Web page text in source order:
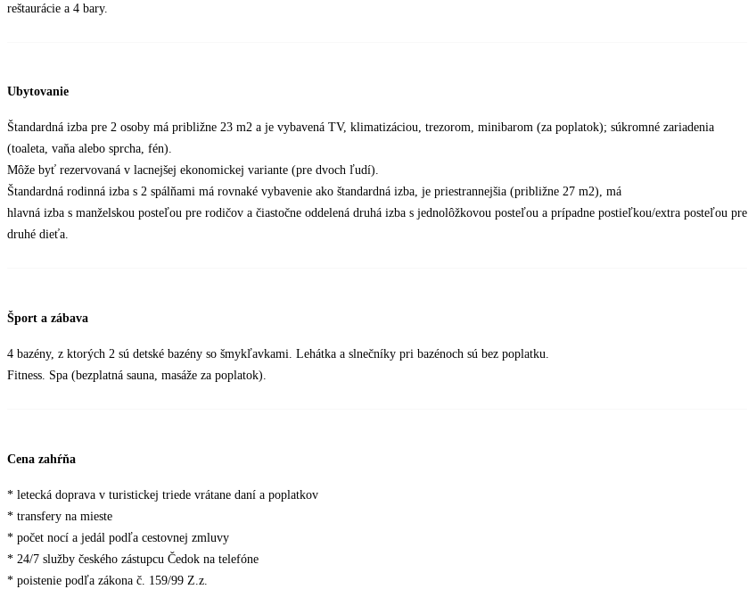
reštaurácie a 4 bary.
Ubytovanie
Štandardná izba pre 2 osoby má približne 23 m2 a je vybavená TV, klimatizáciou, trezorom, minibarom (za poplatok); súkromné zariadenia
(toaleta, vaňa alebo sprcha, fén).
Môže byť rezervovaná v lacnejšej ekonomickej variante (pre dvoch ľudí).
Štandardná rodinná izba s 2 spálňami má rovnaké vybavenie ako štandardná izba, je priestrannejšia (približne 27 m2), má
hlavná izba s manželskou posteľou pre rodičov a čiastočne oddelená druhá izba s jednolôžkovou posteľou a prípadne postieľkou/extra posteľou pre
druhé dieťa.
Šport a zábava
4 bazény, z ktorých 2 sú detské bazény so šmykľavkami. Lehátka a slnečníky pri bazénoch sú bez poplatku.
Fitness. Spa (bezplatná sauna, masáže za poplatok).
Cena zahŕňa
* letecká doprava v turistickej triede vrátane daní a poplatkov
* transfery na mieste
* počet nocí a jedál podľa cestovnej zmluvy
* 24/7 služby českého zástupcu Čedok na telefóne
* poistenie podľa zákona č. 159/99 Z.z.